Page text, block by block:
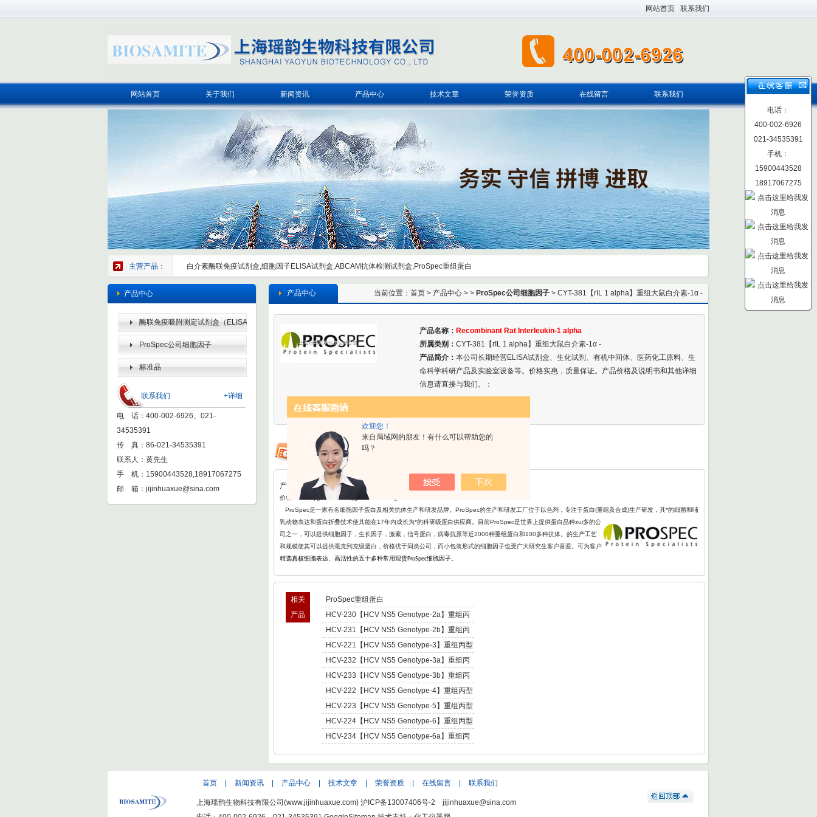
欢迎您！
来自局域网的朋友！有什么可以帮助您的
吗？
网站首页 联系我们
网站首页 关于我们 新闻资讯 产品中心 技术文章 荣誉资质 在线留言 联系我们
主营产品： 白介素酶联免疫试剂盒,细胞因子ELISA试剂盒,ABCAM抗体检测试剂盒,ProSpec重组蛋白
产品中心
酶联免疫吸附测定试剂盒（ELISA
KIT） ProSpec公司细胞因子
标准品
+详细
联系我们
电 话：400-002-6926、021-
34535391
传 真：86-021-34535391
联系人：黄先生
手 机：15900443528,18917067275
邮 箱： jijinhuaxue@sina.com
当前位置： 首页 > 产品中心 > > ProSpec公司细胞因子 > CYT-381【rIL 1 alpha】重组大鼠白介素-1α -
产品中心
产品名称： Recombinant Rat Interleukin-1 alpha
所属类别： CYT-381【rIL 1 alpha】重组大鼠白介素-1α -
产品简介： 本公司长期经营ELISA试剂盒、生化试剂、有机中间体、医药化工原料、生
命科学科研产品及实验室设备等。价格实惠，质量保证。产品价格及说明书和其他详细
信息请直接与我们。：
产品详情
价格:￥800/2μg ￥2080/10μg ￥74880/1mg
ProSpec是一家有名细胞因子蛋白及相关抗体生产和研发品牌。ProSpec的生产和研发工厂位于以色列，专注于蛋白(重组及合成)生产研发，其*的细菌和哺
乳动物表达和蛋白折叠技术使其能在17年内成长为*的科研级蛋白供应商。目前ProSpec是世界上提供蛋白品种zui多的公
司之一，可以提供细胞因子，生长因子，激素，信号蛋白，病毒抗原等近2000种重组蛋白和100多种抗体。的生产工艺
和规模使其可以提供毫克到克级蛋白，价格优于同类公司，而小包装形式的细胞因子也受广大研究生客户喜爱。可为客户
精选真核细胞表达、高活性的五十多种常用现货ProSpec细胞因子。
相关
产品
ProSpec重组蛋白
HCV-230【HCV NS5 Genotype-2a】重组丙
型肝炎病毒NS5,基因型2a -Recombinant
Hepatitis C Virus NS5 enotype-2a
HCV-231【HCV NS5 Genotype-2b】重组丙
型肝炎病毒NS5,基因型2b -Recombinant
Hepatitis C Virus NS5 enotype-2b
HCV-221【HCV NS5 Genotype-3】重组丙型
肝炎病毒NS5,基因型3 -Recombinant Hepatitis
C Virus NS5 enotype-3
HCV-232【HCV NS5 Genotype-3a】重组丙
型肝炎病毒NS5,基因型3a -Recombinant
Hepatitis C Virus NS5 enotype-3a
HCV-233【HCV NS5 Genotype-3b】重组丙
型肝炎病毒NS5,基因型3b -Recombinant
Hepatitis C Virus NS5 enotype-3b
HCV-222【HCV NS5 Genotype-4】重组丙型
肝炎病毒NS5,基因型4 -Recombinant Hepatitis
C Virus NS5 enotype-4
HCV-223【HCV NS5 Genotype-5】重组丙型
肝炎病毒NS5,基因型5 -Recombinant Hepatitis
C Virus NS5 enotype-5
HCV-224【HCV NS5 Genotype-6】重组丙型
肝炎病毒NS5,基因型6 -Recombinant Hepatitis
HCV-234【HCV NS5 Genotype-6a】重组丙
Hepatitis C Virus NS5 enotype-6a
首页 新闻资讯 产品中心 技术文章 荣誉资质 在线留言 联系我们
上海瑶韵生物科技有限公司(www.jijinhuaxue.com) 沪ICP备13007406号-2
jijinhuaxue@sina.com
电话：
400-002-6926
021-34535391
手机：
15900443528
18917067275